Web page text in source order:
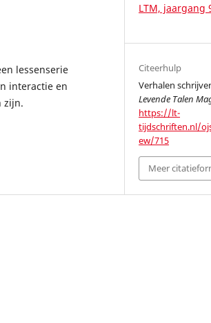
lessenserie
interactie en
zijn.
LTM, jaargang
Citeerhulp
Verhalen
Levende Talen
https://lt-
tijdschriften.nl/
ew/715
Meer